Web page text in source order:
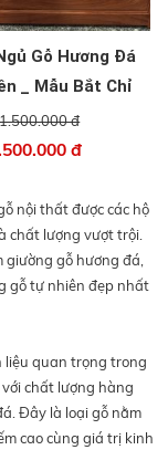
Gỗ Hương Đá
_ Mẫu Bắt Chỉ
đ
đ
nội thất được các hộ
chất lượng vượt trội.
giường gỗ hương đá,
gỗ tự nhiên đẹp nhất
quan trọng trong
chất lượng hàng
Đây là loại gỗ nằm
cao cùng giá trị kinh